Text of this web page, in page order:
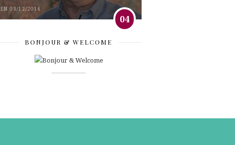
EN 03/12/2016
04
BONJOUR & WELCOME